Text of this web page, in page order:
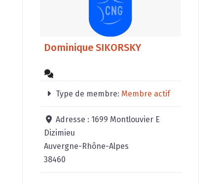
Dominique SIKORSKY
Type de membre: Membre actif
Adresse : 1699 Montlouvier E
Dizimieu
Auvergne-Rhône-Alpes
38460